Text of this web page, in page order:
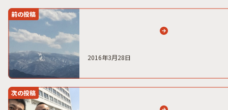
前の投稿
2016年3月28日
次の投稿